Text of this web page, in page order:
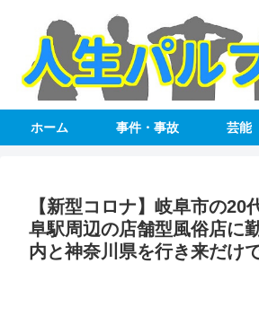
ホーム 事件・事故 芸能
【新型コロナ】岐阜市の20
阜駅周辺の店舗型風俗店に
内と神奈川県を行き来だけ